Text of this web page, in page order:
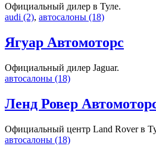
Официальный дилер в Туле.
audi (2), автосалоны (18)
Ягуар Автомоторс
Официальный дилер Jaguar.
автосалоны (18)
Ленд Ровер
Официальный центр Land Rover в
автосалоны (18)